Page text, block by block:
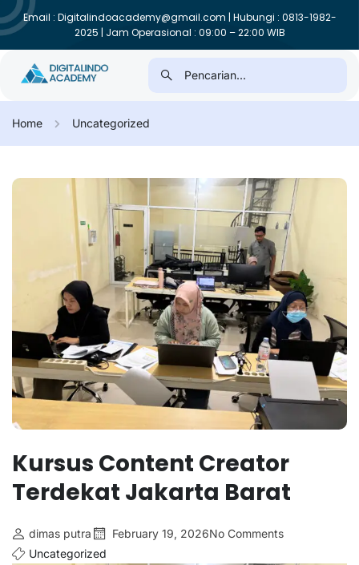
Email : Digitalindoacademy@gmail.com | Hubungi : 0813-1982-
2025 | Jam Operasional : 09:00 – 22:00 WIB
Home Uncategorized
Kursus Content Creator
Terdekat Jakarta Barat
dimas putra February 19, 2026No Comments
Uncategorized